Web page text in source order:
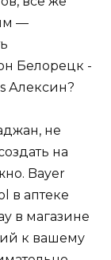
—
Белорецк -
Алексин?
не
на
Bayer
в аптеке
в магазине
к вашему